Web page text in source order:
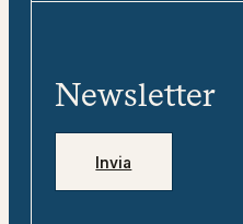
Newsletter
Invia